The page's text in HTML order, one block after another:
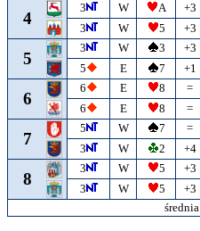
4
3 W A +3
3
W 5 +3
5
3 W 3 +3
5
E 7 +1
6
6 E 8 =
6
E 8 =
7
5 W 7 =
3
W 2 +4
8
3 W 5 +3
3
W 5 +3
średnia